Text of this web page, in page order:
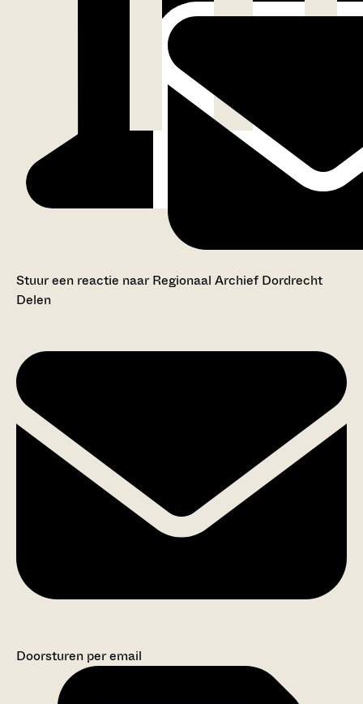
Stuur een reactie naar Regionaal Archief Dordrecht
Delen
Doorsturen per email